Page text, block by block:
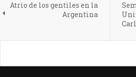
Atrio de los gentiles en la
Argentina